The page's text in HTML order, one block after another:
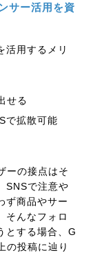
サー活用を資
活用するメリ
せる
で拡散可能
ーの接点はそ
SNSで注意や
ず商品やサー
そんなフォロ
とする場合、G
の投稿に辿り